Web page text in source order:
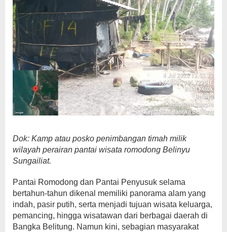
Dok: Kamp atau posko penimbangan timah milik
wilayah perairan pantai wisata romodong Belinyu
Sungailiat.
Pantai Romodong dan Pantai Penyusuk selama
bertahun-tahun dikenal memiliki panorama alam yang
indah, pasir putih, serta menjadi tujuan wisata keluarga,
pemancing, hingga wisatawan dari berbagai daerah di
Bangka Belitung. Namun kini, sebagian masyarakat